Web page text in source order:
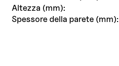
Altezza (mm):
Spessore della parete (mm):